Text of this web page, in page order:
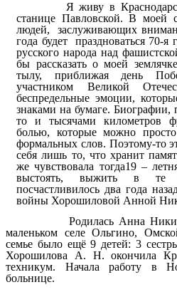
Я живу в Краснодарском
станице Павловской. В моей
людей, заслуживающих
года будет праздноваться 70-
русского народа над
бы рассказать о моей
тылу, приближая день
участником Великой
беспредельные эмоции,
знаками на бумаге. Биографии,
то и тысячами километров
болью, которые можно
формальных слов. Поэтому-то
себя лишь то, что хранит
же чувствовала тогда19 –
выстоять, выжить в те
посчастливилось два года
войны Хорошиловой Анной
Родилась Анна
маленьком селе Ольгино,
семье было ещё 9 детей: 3
Хорошилова А. Н. окончила
техникум. Начала работу в
больнице.